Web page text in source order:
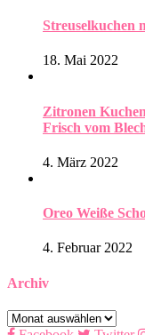
Streuselkuchen
18. Mai 2022
Zitronen Kuchen
Frisch vom
4. März 2022
Oreo Weiße
4. Februar 2022
Archiv
Archiv